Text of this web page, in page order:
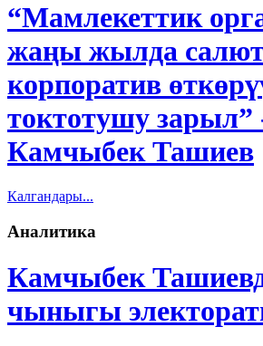
“Мамлекеттик
жаңы жылда салют
корпоратив
токтотушу зарыл”
Камчыбек Ташиев
Калгандары...
Аналитика
Камчыбек
чыныгы